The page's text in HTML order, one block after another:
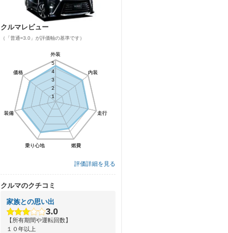
クルマレビュー
（「普通=3.0」が評価軸の基準です）
外装
内装
走行
燃費
乗り心地
装備
価格
1
2
3
4
5
外装
内装
走行
燃費
乗り心地
装備
価格
1
2
3
4
5
評価詳細を見る
クルマのクチコミ
家族との思い出
3.0
【所有期間や運転回数】
１０年以上